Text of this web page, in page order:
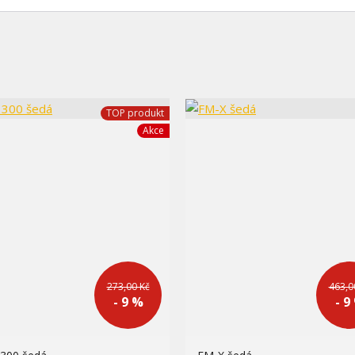
TOP produkt
Akce
273,00 Kč
- 9 % - 9